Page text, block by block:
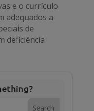
e o currículo
adequados a
de
deficiência